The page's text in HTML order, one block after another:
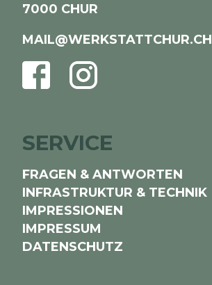
7000 CHUR
MAIL@WERKSTATTCHUR.CH
FACEBOOKINSTAGRAM
SERVICE
FRAGEN & ANTWORTEN
INFRASTRUKTUR & TECHNIK
IMPRESSIONEN
IMPRESSUM
DATENSCHUTZ